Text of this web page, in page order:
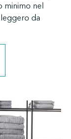
minimo nel
da